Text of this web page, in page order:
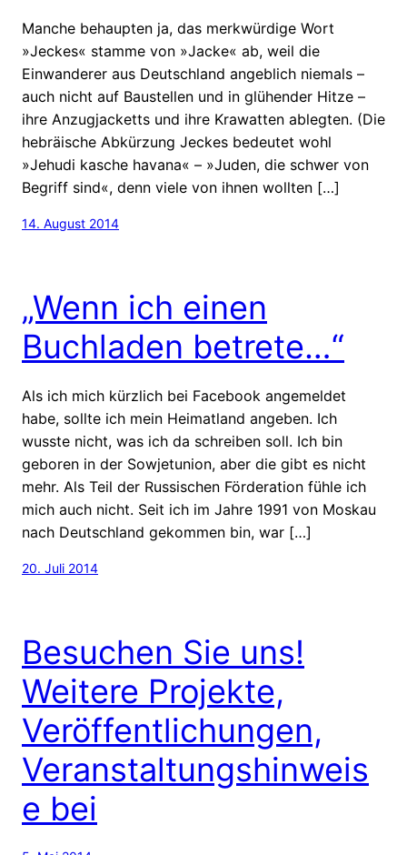
Manche behaupten ja, das merkwürdige Wort
»Jeckes« stamme von »Jacke« ab, weil die
Einwanderer aus Deutschland angeblich niemals –
auch nicht auf Baustellen und in glühender Hitze –
ihre Anzugjacketts und ihre Krawatten ablegten. (Die
hebräische Abkürzung Jeckes bedeutet wohl
»Jehudi kasche havana« – »Juden, die schwer von
Begriff sind«, denn viele von ihnen wollten […]
14. August 2014
„Wenn ich einen
Buchladen betrete…“
Als ich mich kürzlich bei Facebook angemeldet
habe, sollte ich mein Heimatland angeben. Ich
wusste nicht, was ich da schreiben soll. Ich bin
geboren in der Sowjetunion, aber die gibt es nicht
mehr. Als Teil der Russischen Förderation fühle ich
mich auch nicht. Seit ich im Jahre 1991 von Moskau
nach Deutschland gekommen bin, war […]
20. Juli 2014
Besuchen Sie uns!
Weitere Projekte,
Veröffentlichungen,
Veranstaltungshinweis
e bei